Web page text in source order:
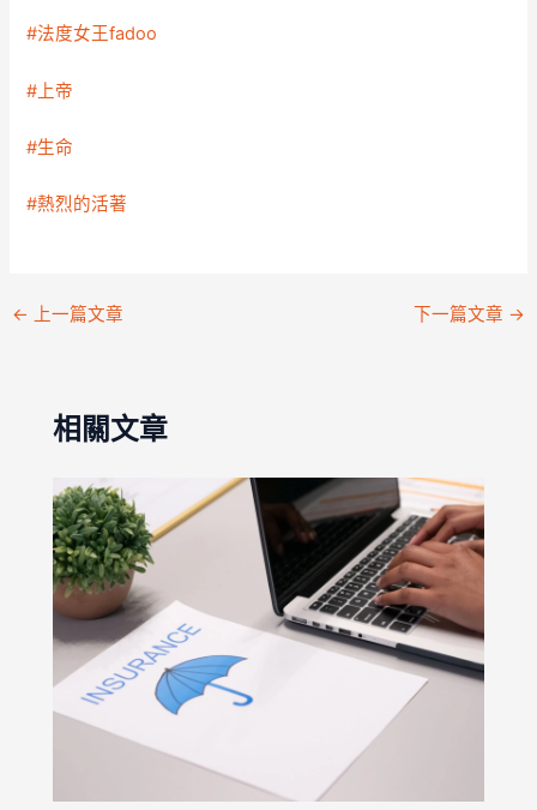
#法度女王fadoo
#上帝
#生命
#熱烈的活著
← 上一篇文章 下一篇文章 →
相關文章